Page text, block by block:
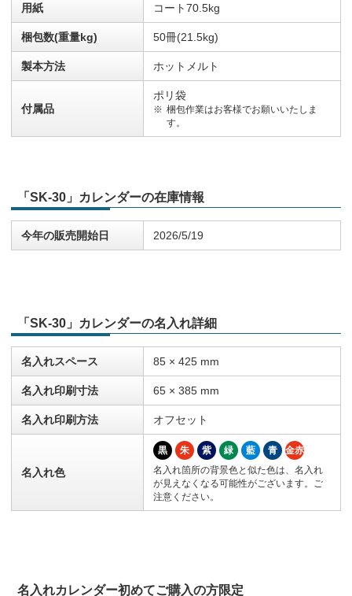
用紙 コート70.5kg
梱包数(重量kg) 50冊(21.5kg)
製本方法 ホットメルト
付属品
ポリ袋
梱包作業はお客様でお願いいたしま
す。
「SK-30」カレンダーの在庫情報
今年の販売開始日 2026/5/19
「SK-30」カレンダーの名入れ詳細
名入れスペース 85 × 425 mm
名入れ印刷寸法 65 × 385 mm
名入れ印刷方法 オフセット
名入れ色
黒 朱 紫 緑 藍 青
金赤
名入れ箇所の背景色と似た色は、名入れ
が見えなくなる可能性がございます。ご
注意ください。
名入れカレンダー初めてご購入の方限定